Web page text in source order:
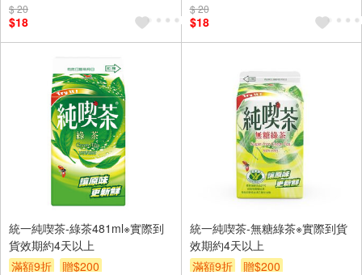
$ 20
$18
$ 20
$18
統一純喫茶-綠茶481ml※實際到
貨效期約4天以上
滿額9折
贈$200
統一純喫茶-無糖綠茶※實際到貨
效期約4天以上
滿額9折
贈$200